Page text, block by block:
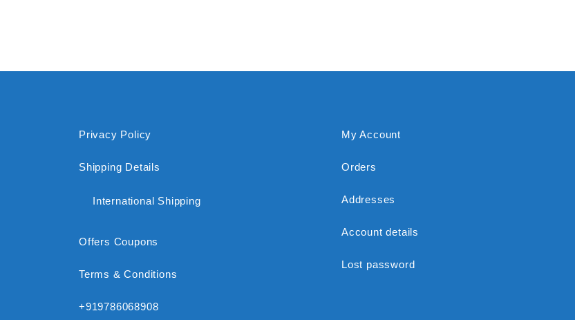
Privacy Policy
Shipping Details
International Shipping
Offers Coupons
Terms & Conditions
+919786068908
My Account
Orders
Addresses
Account details
Lost password